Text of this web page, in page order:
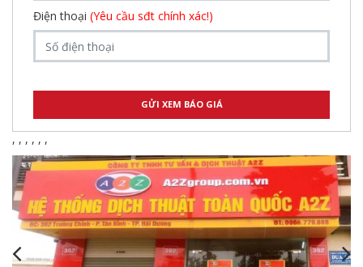
Điện thoại (Yêu cầu sđt chính xác!)
, , , , , ,